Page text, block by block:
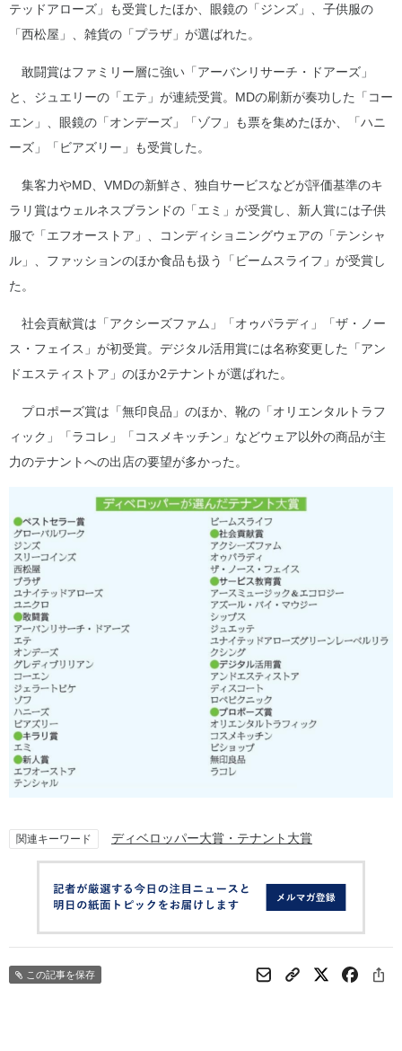
テッドアローズ」も受賞したほか、眼鏡の「ジンズ」、子供服の
「西松屋」、雑貨の「プラザ」が選ばれた。
敢闘賞はファミリー層に強い「アーバンリサーチ・ドアーズ」
と、ジュエリーの「エテ」が連続受賞。MDの刷新が奏功した「コー
エン」、眼鏡の「オンデーズ」「ゾフ」も票を集めたほか、「ハニ
ーズ」「ビアズリー」も受賞した。
集客力やMD、VMDの新鮮さ、独自サービスなどが評価基準のキ
ラリ賞はウェルネスブランドの「エミ」が受賞し、新人賞には子供
服で「エフオーストア」、コンディショニングウェアの「テンシャ
ル」、ファッションのほか食品も扱う「ビームスライフ」が受賞し
た。
社会貢献賞は「アクシーズファム」「オゥパラディ」「ザ・ノー
ス・フェイス」が初受賞。デジタル活用賞には名称変更した「アン
ドエスティストア」のほか2テナントが選ばれた。
プロポーズ賞は「無印良品」のほか、靴の「オリエンタルトラフ
ィック」「ラコレ」「コスメキッチン」などウェア以外の商品が主
力のテナントへの出店の要望が多かった。
関連キーワード ディベロッパー大賞・テナント大賞
この記事を保存